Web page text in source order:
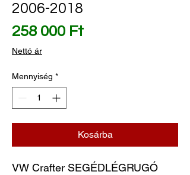
2006-2018
258 000 FtÁr
Nettó ár
Mennyiség *
Kosárba
VW Crafter SEGÉDLÉGRUGÓ